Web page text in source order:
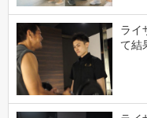
ライ
て結